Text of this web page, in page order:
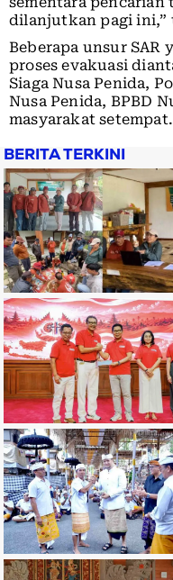
dilanjutkan pagi ini,”
Beberapa unsur
proses evakuasi
Siaga Nusa Penida,
Nusa Penida, BPBD
masyarakat
BERITA TERKINI